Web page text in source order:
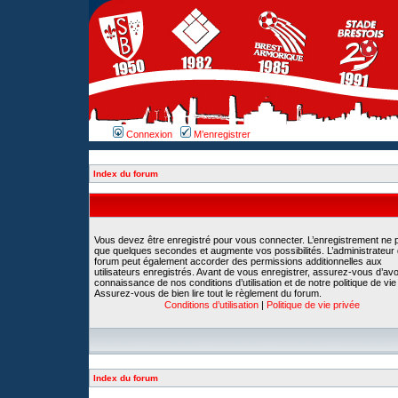
Connexion M’enregistrer
Index du forum
Vous devez être enregistré pour vous connecter. L’enregistrement ne
que quelques secondes et augmente vos possibilités. L’administrateur
forum peut également accorder des permissions additionnelles aux
utilisateurs enregistrés. Avant de vous enregistrer, assurez-vous
connaissance de nos conditions d’utilisation et de notre politique de
Assurez-vous de bien lire tout le règlement du forum.
Conditions d’utilisation | Politique de vie privée
Index du forum